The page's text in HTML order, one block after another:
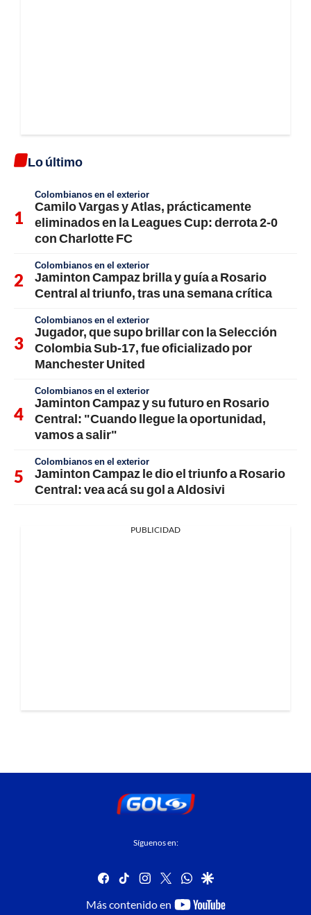
Lo último
Colombianos en el exterior
Camilo Vargas y Atlas, prácticamente
eliminados en la Leagues Cup: derrota 2-0
con Charlotte FC
Colombianos en el exterior
Jaminton Campaz brilla y guía a Rosario
Central al triunfo, tras una semana crítica
Colombianos en el exterior
Jugador, que supo brillar con la Selección
Colombia Sub-17, fue oficializado por
Manchester United
Colombianos en el exterior
Jaminton Campaz y su futuro en Rosario
Central: "Cuando llegue la oportunidad,
vamos a salir"
Colombianos en el exterior
Jaminton Campaz le dio el triunfo a Rosario
Central: vea acá su gol a Aldosivi
PUBLICIDAD
Síguenos en:
facebook
tiktok instagram
twitterwhatsapp
google
Más contenido en
youtube-